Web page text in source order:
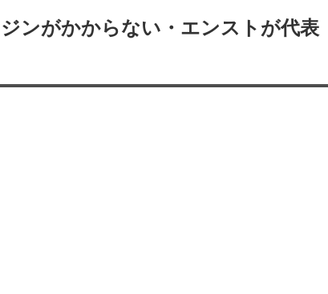
ンがかからない・エンストが代表